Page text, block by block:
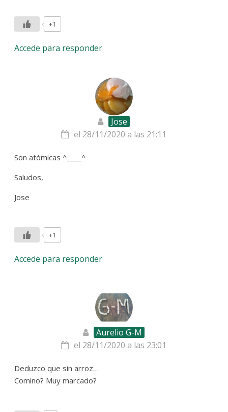
+1
Accede para responder
Jose
el 28/11/2020 a las 21:11
Son atómicas ^____^
Saludos,
Jose
+1
Accede para responder
Aurelio G-M
el 28/11/2020 a las 23:01
Deduzco que sin arroz…
Comino? Muy marcado?